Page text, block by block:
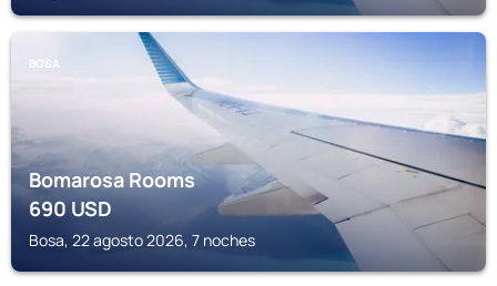
BOSA
Bomarosa Rooms
690USD
Bosa, 22 agosto 2026, 7 noches